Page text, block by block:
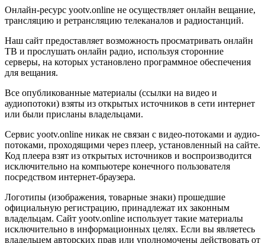
Онлайн-ресурс yootv.online не осуществляет онлайн вещание,
трансляцию и ретрансляцию телеканалов и радиостанций.
Наш сайт предоставляет возможность просматривать онлайн
ТВ и прослушать онлайн радио, используя сторонние
серверы, на которых установлено программное обеспечения
для вещания.
Все опубликованные материалы (ссылки на видео и
аудиопотоки) взяты из открытых источников в сети интернет
или были присланы владельцами.
Сервис yootv.online никак не связан с видео-потоками и аудио-
потоками, проходящими через плеер, установленный на сайте.
Код плеера взят из открытых источников и воспроизводится
исключительно на компьютере конечного пользователя
посредством интернет-браузера.
Логотипы (изображения, товарные знаки) прошедшие
официальную регистрацию, принадлежат их законным
владельцам. Сайт yootv.online использует такие материалы
исключительно в информационных целях. Если вы являетесь
владельцем авторских прав или уполномочены действовать от